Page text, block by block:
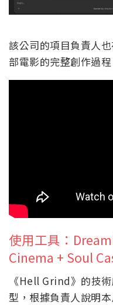
該公司的項目負責人
部電影的完整創作過程
使用工具：
Cinema + Soul
《Hell Grind》的技
型，根據負責人說明